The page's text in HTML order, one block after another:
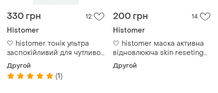
330 грн 12
Histomer
🤍 histomer тонік ультра
заспокійливий для чутливої
шкіри ultra soothing toning
lotion
Другой
(1)
200 грн 14
Histomer
🤍 histomer маска активна
відновлююча skin reseting
active mask
Другой